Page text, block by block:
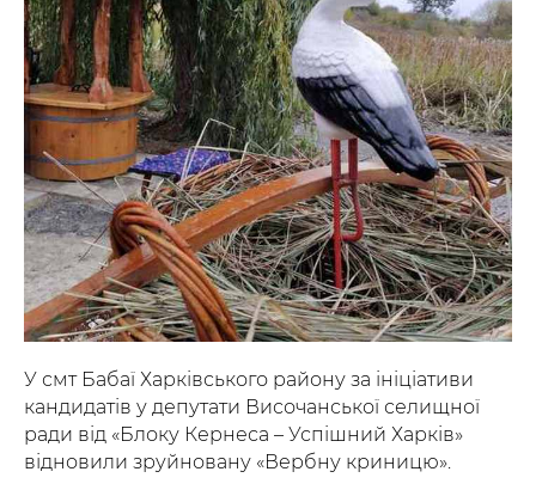
У смт Бабаї Харківського району за ініціативи
кандидатів у депутати Височанської селищної
ради від «Блоку Кернеса – Успішний Харків»
відновили зруйновану «Вербну криницю».